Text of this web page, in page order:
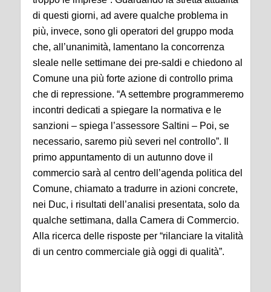
di questi giorni, ad avere qualche problema in
più, invece, sono gli operatori del gruppo moda
che, all’unanimità, lamentano la concorrenza
sleale nelle settimane dei pre-saldi e chiedono al
Comune una più forte azione di controllo prima
che di repressione. “A settembre programmeremo
incontri dedicati a spiegare la normativa e le
sanzioni – spiega l’assessore Saltini – Poi, se
necessario, saremo più severi nel controllo”. Il
primo appuntamento di un autunno dove il
commercio sarà al centro dell’agenda politica del
Comune, chiamato a tradurre in azioni concrete,
nei Duc, i risultati dell’analisi presentata, solo da
qualche settimana, dalla Camera di Commercio.
Alla ricerca delle risposte per “rilanciare la vitalità
di un centro commerciale già oggi di qualità”.